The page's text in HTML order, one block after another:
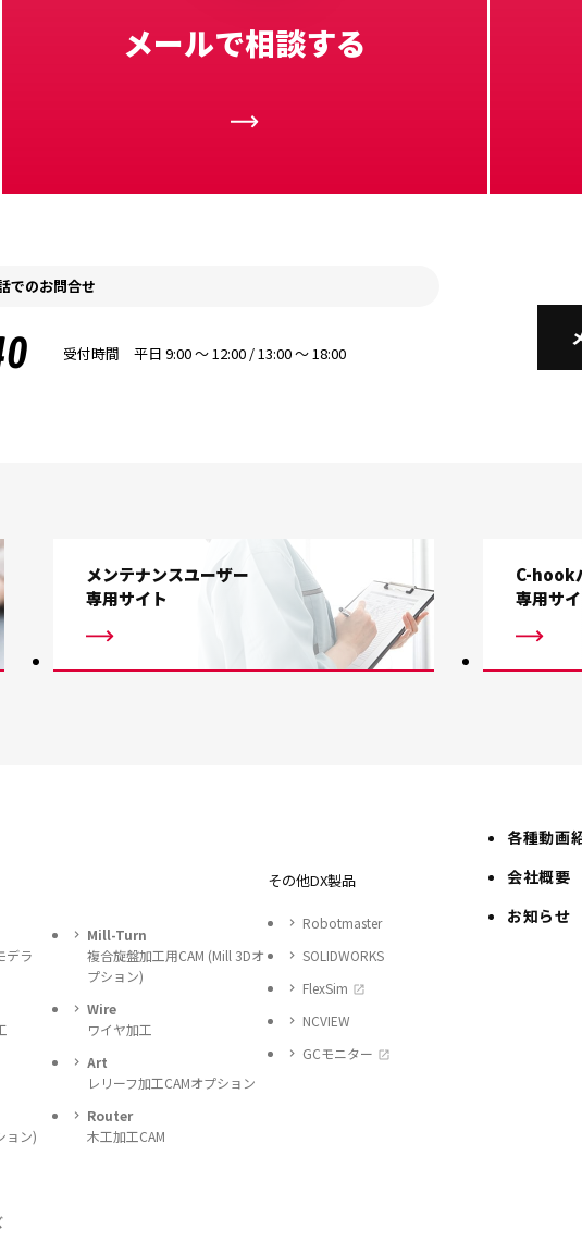
メールで相談する
でのお問合せ
受付時間 平日 9:00 〜 12:00 / 13:00 〜 18:00
メンテナンスユーザー
専用サイト
C-hook
専用サ
デラ
ョン)
Mill-Turn
複合旋盤加工用CAM (Mill 3Dオ
プション)
Wire
ワイヤ加工
Art
レリーフ加工CAMオプション
Router
木工加工CAM
その他DX製品
Robotmaster
SOLIDWORKS
FlexSim
NCVIEW
GCモニター
各種動画
会社概要
お知らせ